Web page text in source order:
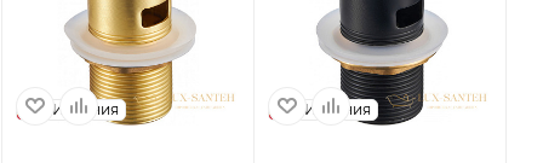
Испания Испания